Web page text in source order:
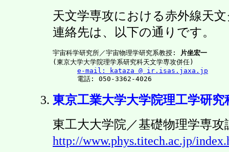
天文学専攻における赤外線天
連絡先は、以下の通りです。
宇宙科学研究所／宇宙物理学研究系教授: 片坐宏一
(東京大学大学院理学系研究科天文学専攻併任)
e-mail: kataza @ ir.isas.jaxa.jp
東京工業大学大学院理工学研
東工大大学院／基礎物理学専
http://www.phys.titech.ac.jp/